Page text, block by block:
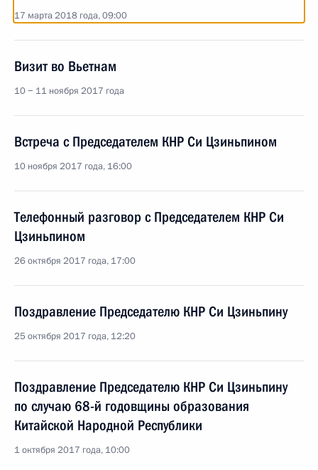
17 марта 2018 года, 09:00
Визит во Вьетнам
10 − 11 ноября 2017 года
Встреча с Председателем КНР Си Цзиньпином
10 ноября 2017 года, 16:00
Телефонный разговор с Председателем КНР Си
Цзиньпином
26 октября 2017 года, 17:00
Поздравление Председателю КНР Си Цзиньпину
25 октября 2017 года, 12:20
Поздравление Председателю КНР Си Цзиньпину
по случаю 68-й годовщины образования
Китайской Народной Республики
1 октября 2017 года, 10:00